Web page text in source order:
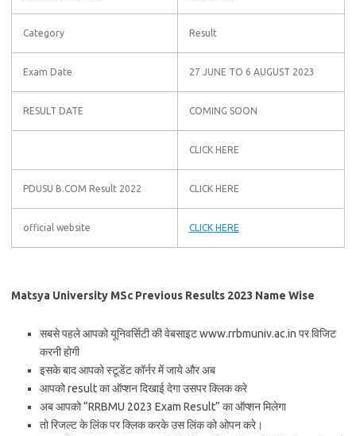
Category Result
Exam Date 27 JUNE TO 6 AUGUST 2023
RESULT DATE COMING SOON
CLICK HERE
PDUSU B.COM Result 2022 CLICK HERE
official website CLICK HERE
Matsya University MSc Previous Results 2023 Name Wise
सबसे पहले आपको यूनिवर्सिटी की वेबसाइट www.rrbmuniv.ac.in पर विजिट
करनी होगी
इसके बाद आपको स्टूडेंट कॉर्नर में जाये और अब
आपको result का ऑप्शन दिखाई देगा उसपर क्लिक करे
अब आपको “RRBMU 2023 Exam Result” का ऑप्शन मिलेगा
तो रिजल्ट के लिंक पर क्लिक करके उस लिंक को ओपन करे।